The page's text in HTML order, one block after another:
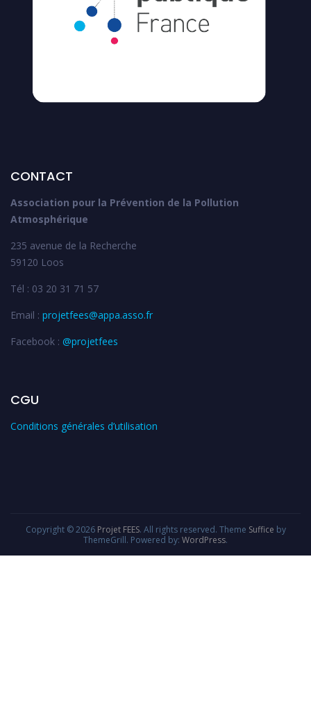
CONTACT
Association pour la Prévention de la Pollution
Atmosphérique
235 avenue de la Recherche
59120 Loos
Tél : 03 20 31 71 57
Email : projetfees@appa.asso.fr
Facebook : @projetfees
CGU
Conditions générales d’utilisation
Copyright © 2026 Projet FEES. All rights reserved. Theme Suffice by
ThemeGrill. Powered by: WordPress.